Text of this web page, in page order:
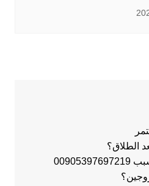
الطلاق؟